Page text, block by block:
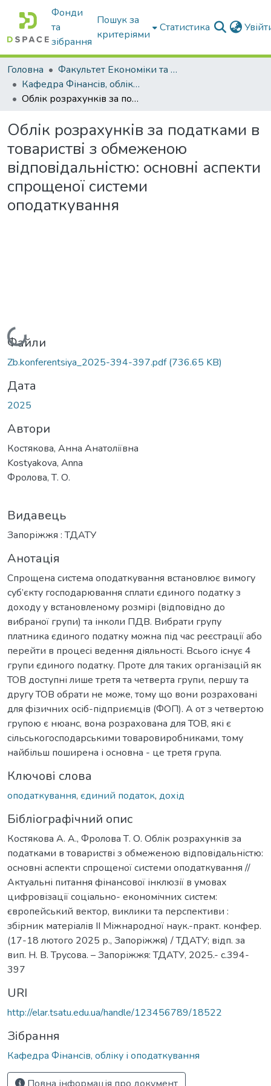
Фонди
та
зібрання
Пошук за
критеріями
Статистика
Головна
Факультет Економіки та бізнесу
Кафедра Фінансів, обліку і оподаткування
Облік розрахунків за податками в товаристві з обмеженою відповідальністю: основні аспекти спрощеної системи оподаткування
Облік розрахунків за податками в
товаристві з обмеженою
відповідальністю: основні аспекти
спрощеної системи
оподаткування
Вантажиться...
Файли
Zb.konferentsiya_2025-394-397.pdf(736.65 KB)
Дата
2025
Автори
Костякова, Анна Анатоліївна
Kostyakova, Anna
Фролова, Т. О.
Видавець
Запоріжжя : ТДАТУ
Анотація
Спрощена система оподаткування встановлює вимогу
суб’єкту господарювання сплати єдиного податку з
доходу у встановленому розмірі (відповідно до
вибраної групи) та інколи ПДВ. Вибрати групу
платника єдиного податку можна під час реєстрації або
перейти в процесі ведення діяльності. Всього існує 4
групи єдиного податку. Проте для таких організацій як
ТОВ доступні лише третя та четверта групи, першу та
другу ТОВ обрати не може, тому що вони розраховані
для фізичних осіб-підприємців (ФОП). А от з четвертою
групою є нюанс, вона розрахована для ТОВ, які є
сільськогосподарськими товаровиробниками, тому
найбільш поширена і основна - це третя група.
Ключові слова
оподаткування, єдиний податок, дохід
Бібліографічний опис
Костякова А. А., Фролова Т. О. Облік розрахунків за
податками в товаристві з обмеженою відповідальністю:
основні аспекти спрощеної системи оподаткування //
Актуальні питання фінансової інклюзії в умовах
цифровізації соціально- економічних систем:
європейський вектор, виклики та перспективи :
збірник матеріалів ІІ Міжнародної наук.-практ. конфер.
(17-18 лютого 2025 р., Запоріжжя) / ТДАТУ; відп. за
вип. Н. В. Трусова. – Запоріжжя: ТДАТУ, 2025.- с.394-
397
URI
http://elar.tsatu.edu.ua/handle/123456789/18522
Зібрання
Кафедра Фінансів, обліку і оподаткування